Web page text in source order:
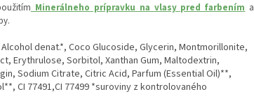
Minerálneho prípravku na vlasy pred farbením a
denat.*, Coco Glucoside, Glycerin, Montmorillonite,
Erythrulose, Sorbitol, Xanthan Gum, Maltodextrin,
Sodium Citrate, Citric Acid, Parfum (Essential Oil)**,
CI 77491,CI 77499 *suroviny z kontrolovaného